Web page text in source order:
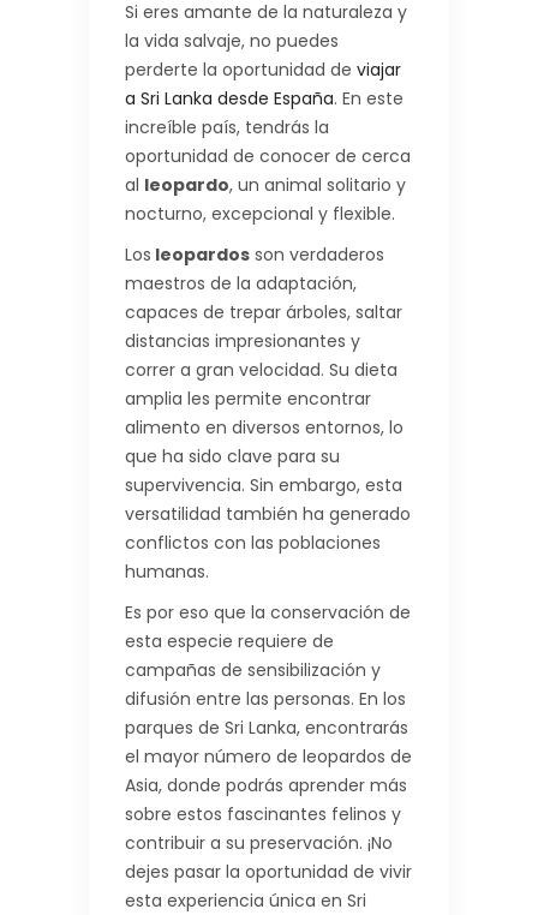
Si eres amante de la naturaleza y
la vida salvaje, no puedes
perderte la oportunidad de viajar
a Sri Lanka desde España. En este
increíble país, tendrás la
oportunidad de conocer de cerca
al leopardo, un animal solitario y
nocturno, excepcional y flexible.
Los leopardos son verdaderos
maestros de la adaptación,
capaces de trepar árboles, saltar
distancias impresionantes y
correr a gran velocidad. Su dieta
amplia les permite encontrar
alimento en diversos entornos, lo
que ha sido clave para su
supervivencia. Sin embargo, esta
versatilidad también ha generado
conflictos con las poblaciones
humanas.
Es por eso que la conservación de
esta especie requiere de
campañas de sensibilización y
difusión entre las personas. En los
parques de Sri Lanka, encontrarás
el mayor número de leopardos de
Asia, donde podrás aprender más
sobre estos fascinantes felinos y
contribuir a su preservación. ¡No
dejes pasar la oportunidad de vivir
esta experiencia única en Sri